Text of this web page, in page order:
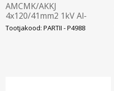
AMCMK/AKKJ
4x120/41mm2 1kV Al-
kaabel Cu-juhiga
Tootjakood: PARTII - P4988